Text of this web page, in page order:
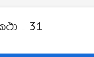
– 31